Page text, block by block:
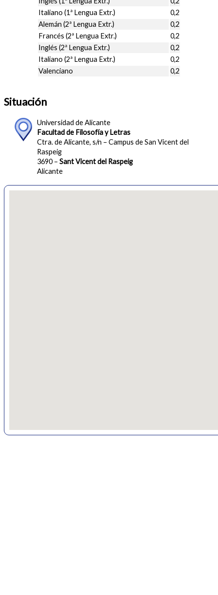
Italiano (1ª Lengua Extr.)
0,2
Alemán (2ª Lengua Extr.)
0,2
Francés (2ª Lengua Extr.)
0,2
Inglés (2ª Lengua Extr.)
0,2
Italiano (2ª Lengua Extr.)
0,2
Valenciano
0,2
Situación
Universidad de Alicante
Facultad de Filosofía y Letras
Ctra. de Alicante, s/n – Campus de San Vicent del
Raspeig
3690 – Sant Vicent del Raspeig
Alicante